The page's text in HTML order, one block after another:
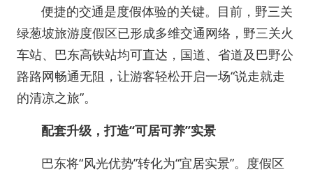
便捷的交通是度假体验的关键。目前，野三关
绿葱坡旅游度假区已形成多维交通网络，野三关火
车站、巴东高铁站均可直达，国道、省道及巴野公
路路网畅通无阻，让游客轻松开启一场“说走就走
的清凉之旅”。
配套升级，打造“可居可养”实景
巴东将“风光优势”转化为“宜居实景”。度假区